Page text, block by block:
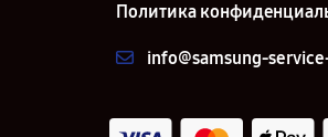
Политика
info@samsung-